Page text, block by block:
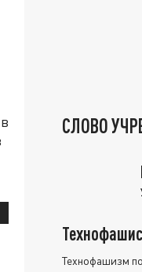
СЛОВО
Технофашизм